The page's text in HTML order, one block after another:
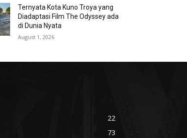
Ternyata Kota Kuno Troya yang
Diadaptasi Film The Odyssey ada
di Dunia Nyata
August 1, 2026
22
73